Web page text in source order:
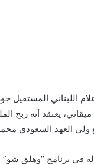
اللبناني المستقيل
يعتقد أنه ربح
ولي العهد السعودي
في برنامج “وهلق شو”